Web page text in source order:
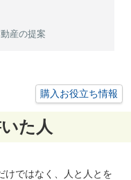
産の提案
購入お役立ち情報
た人
けではなく、人と人とを